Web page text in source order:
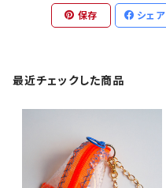
保存 シェア
最近チェックした商品